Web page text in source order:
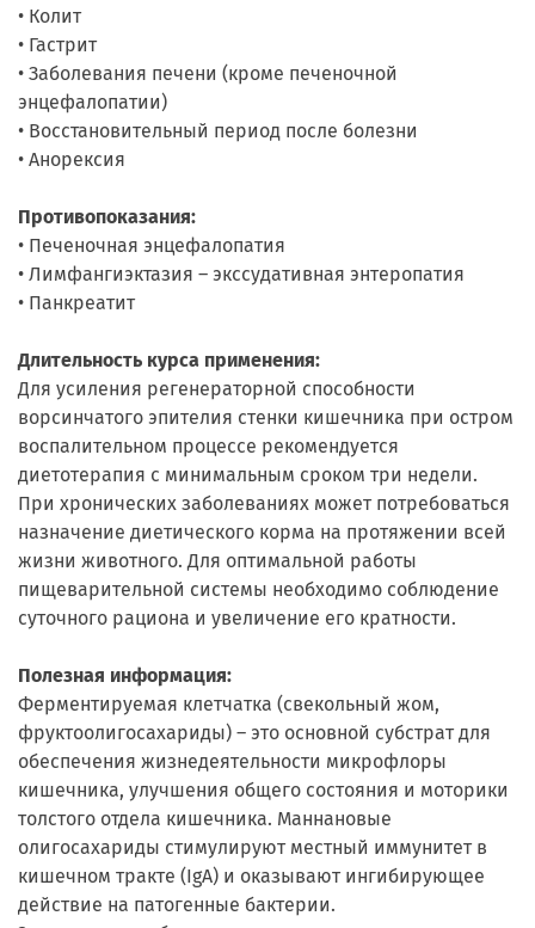
• Колит
• Гастрит
• Заболевания печени (кроме печеночной
энцефалопатии)
• Восстановительный период после болезни
• Анорексия
Противопоказания:
• Печеночная энцефалопатия
• Лимфангиэктазия – экссудативная энтеропатия
• Панкреатит
Длительность курса применения:
Для усиления регенераторной способности
ворсинчатого эпителия стенки кишечника при остром
воспалительном процессе рекомендуется
диетотерапия с минимальным сроком три недели.
При хронических заболеваниях может потребоваться
назначение диетического корма на протяжении всей
жизни животного. Для оптимальной работы
пищеварительной системы необходимо соблюдение
суточного рациона и увеличение его кратности.
Полезная информация:
Ферментируемая клетчатка (свекольный жом,
фруктоолигосахариды) – это основной субстрат для
обеспечения жизнедеятельности микрофлоры
кишечника, улучшения общего состояния и моторики
толстого отдела кишечника. Маннановые
олигосахариды стимулируют местный иммунитет в
кишечном тракте (IgA) и оказывают ингибирующее
действие на патогенные бактерии.